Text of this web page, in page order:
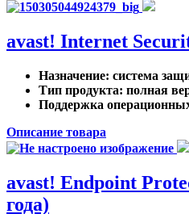
avast! Internet
Назначение: система
Тип продукта: полная
Поддержка
Описание товара
avast! Endpoint
года)